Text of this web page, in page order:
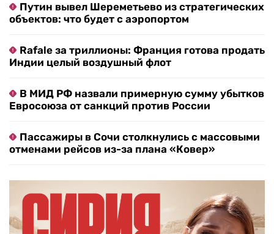
Путин вывел Шереметьево из стратегических
объектов: что будет с аэропортом
Rafale за триллионы: Франция готова продать
Индии целый воздушный флот
В МИД РФ назвали примерную сумму убытков
Евросоюза от санкций против России
Пассажиры в Сочи столкнулись с массовыми
отменами рейсов из-за плана «Ковер»